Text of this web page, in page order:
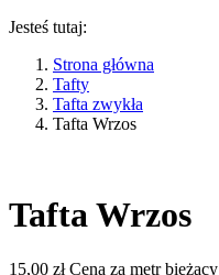
Jesteś tutaj:
Strona główna
Tafty
Tafta zwykła
Tafta Wrzos
Tafta Wrzos
15,00 złCena za metr bieżący